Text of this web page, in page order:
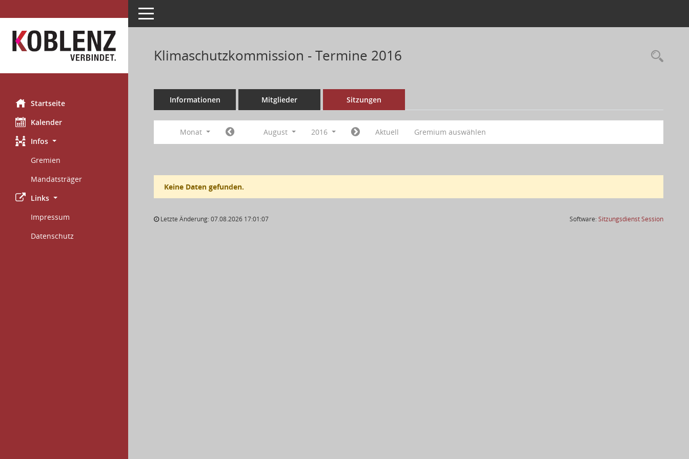
Startseite
Kalender
Infos
Gremien
Mandatsträger
Links
Impressum
Datenschutz
Toggle navigation
Klimaschutzkommission - Termine 2016
Informationen Mitglieder Sitzungen
Monat August 2016 Aktuell Gremium auswählen
Keine Daten gefunden.
Letzte Änderung: 07.08.2026 17:01:07 Software:SitzungsdienstSession(Wird in